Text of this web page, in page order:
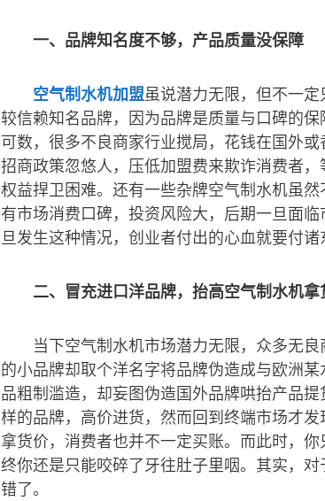
一、品牌知名度不够，产品质量没保障
空气制水机加盟虽说潜力无限，但不一
较信赖知名品牌，因为品牌是质量与口碑的
可数，很多不良商家行业搅局，花钱在国外
招商政策忽悠人，压低加盟费来欺诈消费者
权益捍卫困难。还有一些杂牌空气制水机虽
有市场消费口碑，投资风险大，后期一旦面
旦发生这种情况，创业者付出的心血就要付
二、冒充进口洋品牌，抬高空气制水机拿
当下空气制水机市场潜力无限，众多无
的小品牌却取个洋名字将品牌伪造成与欧洲
品粗制滥造，却妄图伪造国外品牌哄抬产品
样的品牌，高价进货，然而回到终端市场才
拿货价，消费者也并不一定买账。而此时，
终你还是只能咬碎了牙往肚子里咽。其实，
错了。